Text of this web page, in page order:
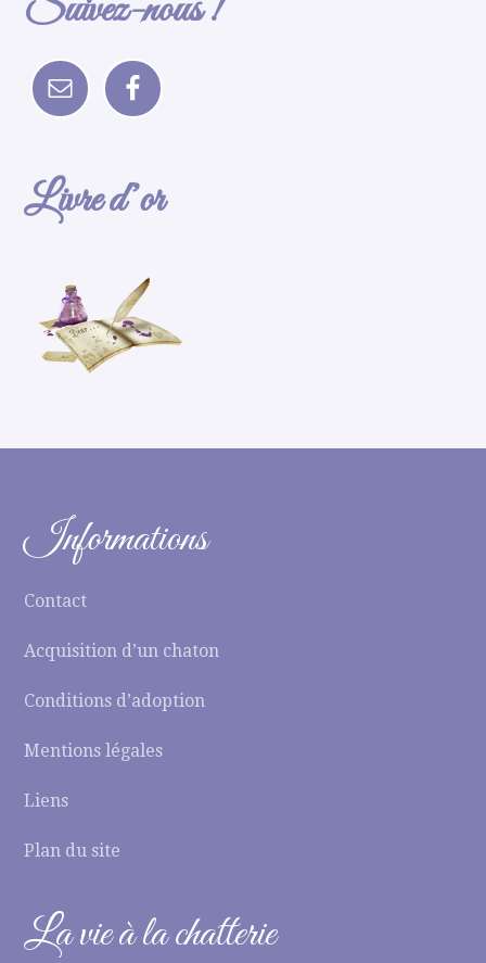
Suivez-nous !
Livre d’or
Informations
Contact
Acquisition d’un chaton
Conditions d’adoption
Mentions légales
Liens
Plan du site
La vie à la chatterie